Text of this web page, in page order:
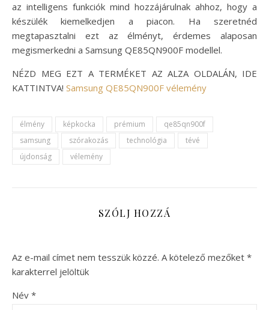
az intelligens funkciók mind hozzájárulnak ahhoz, hogy a
készülék kiemelkedjen a piacon. Ha szeretnéd
megtapasztalni ezt az élményt, érdemes alaposan
megismerkedni a Samsung QE85QN900F modellel.
NÉZD MEG EZT A TERMÉKET AZ ALZA OLDALÁN, IDE
KATTINTVA! Samsung QE85QN900F vélemény
élmény képkocka prémium
qe85qn900f
samsung
szórakozás technológia
tévé
újdonság
vélemény
SZÓLJ HOZZÁ
Az e-mail címet nem tesszük közzé. A kötelező mezőket *
karakterrel jelöltük
Név *